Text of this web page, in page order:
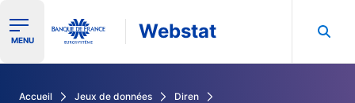
Ouvrir le menu de navigation
MENU Webstat
Accueil Jeux de données
Diren